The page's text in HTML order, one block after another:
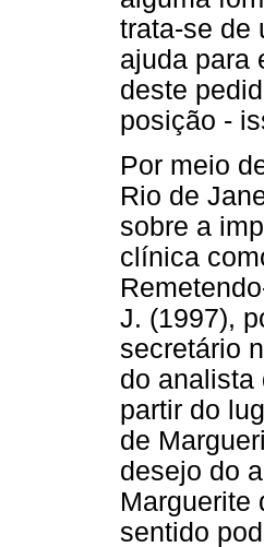
trata-se de
ajuda para
deste
posição -
Por meio
Rio de
sobre a
clínica
J. (1997),
secretário
do analista
partir do
de
desejo do
Marguerite
sentido